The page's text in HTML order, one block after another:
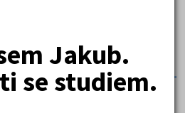
Jakub.
se studiem.
jak získávat a analyzovat